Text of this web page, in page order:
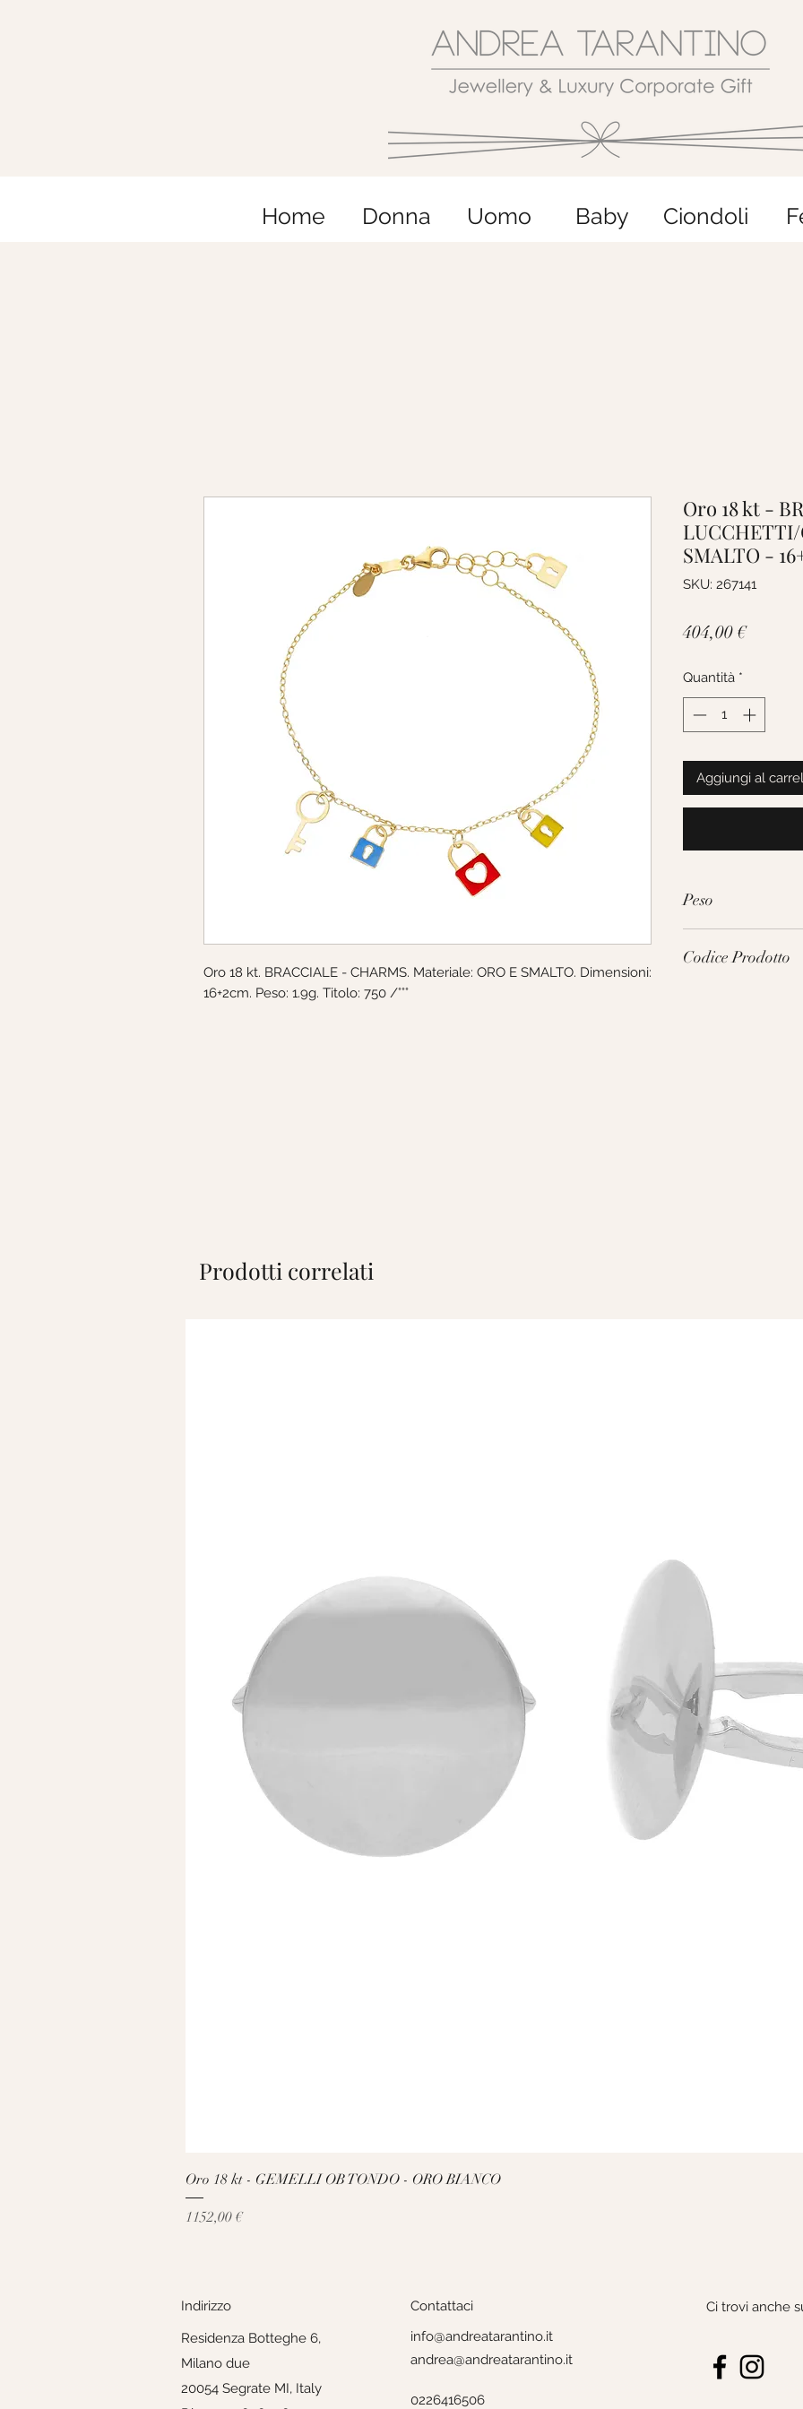
Home Donna Uomo Baby Ciondoli
Oro 18 kt. BRACCIALE - CHARMS. Materiale: ORO E SMALTO. Dimensioni:
16+2cm. Peso: 1.9g. Titolo: 750 /°°°
Oro 18 kt -
SMALTO -
SKU: 267141
404,00 €Prezzo
Quantità *
Aggiungi al
Peso
Codice Prodotto
Prodotti correlati
Oro 18 kt - GEMELLI OB TONDO - ORO BIANCO
Prezzo
1152,00 €
Indirizzo
Residenza Botteghe 6,
Milano due
20054 Segrate MI, Italy
Contattaci
info@andreatarantino.it
andrea@andreatarantino.it
0226416506
Ci trovi anche